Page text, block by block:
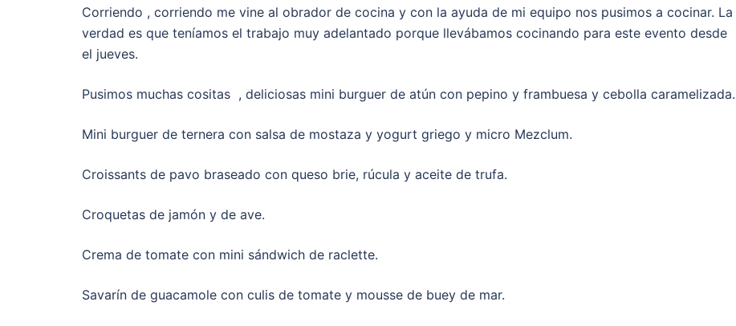
Corriendo , corriendo me vine al obrador de cocina y con la ayuda de mi equipo nos pusimos a cocinar. La
verdad es que teníamos el trabajo muy adelantado porque llevábamos cocinando para este evento desde
el jueves.
Pusimos muchas cositas , deliciosas mini burguer de atún con pepino y frambuesa y cebolla caramelizada.
Mini burguer de ternera con salsa de mostaza y yogurt griego y micro Mezclum.
Croissants de pavo braseado con queso brie, rúcula y aceite de trufa.
Croquetas de jamón y de ave.
Crema de tomate con mini sándwich de raclette.
Savarín de guacamole con culis de tomate y mousse de buey de mar.